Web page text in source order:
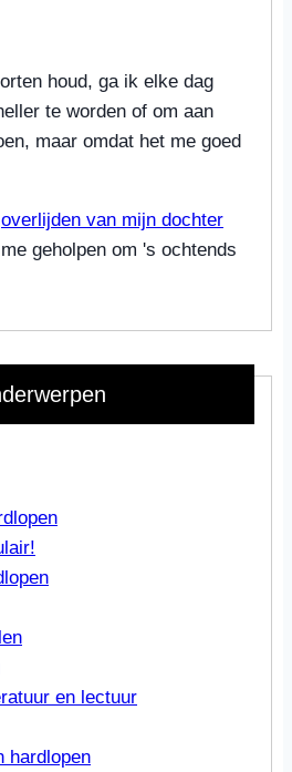
houd, ga ik elke dag
te worden of om aan
maar omdat het me goed
overlijden van mijn dochter
geholpen om 's ochtends
en lectuur
hardlopen